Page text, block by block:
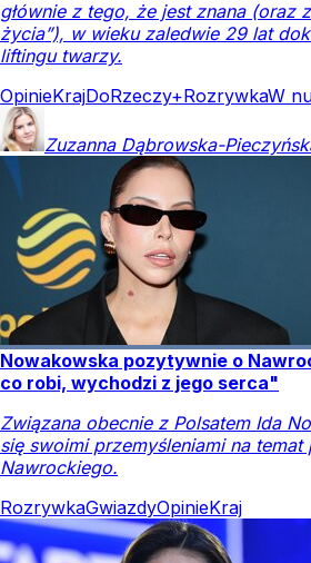
głównie z tego, że jest znana (oraz
życia”), w wieku zaledwie 29 lat
liftingu twarzy.
OpinieKrajDoRzeczy+RozrywkaW
Zuzanna Dąbrowska-
Nowakowska pozytywnie o
co robi, wychodzi z jego serca"
Związana obecnie z Polsatem Ida
się swoimi przemyśleniami na temat
Nawrockiego.
RozrywkaGwiazdyOpinieKraj